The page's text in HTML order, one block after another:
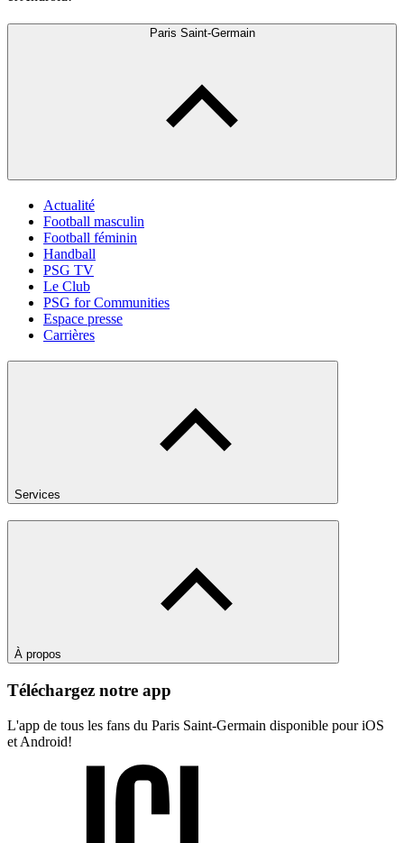
Paris Saint-Germain
Actualité
Football masculin
Football féminin
Handball
PSG TV
Le Club
PSG for Communities
Espace presse
Carrières
Services
À propos
Téléchargez notre app
L'app de tous les fans du Paris Saint-Germain disponible pour iOS
et Android!